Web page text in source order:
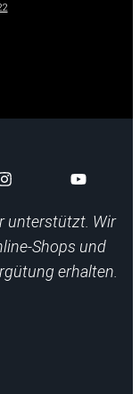
unterstützt. Wir
Shops und
erhalten.